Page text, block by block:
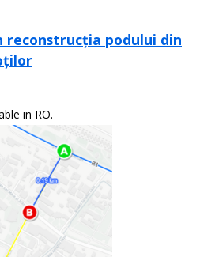
reconstrucția podului din
in RO.